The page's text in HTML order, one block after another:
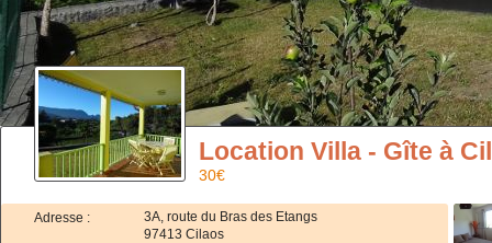
Location Villa - Gîte à
30€
Adresse :
3A, route du Bras des Etangs
97413 Cilaos